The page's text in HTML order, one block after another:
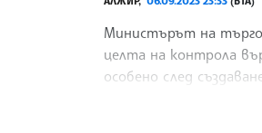
Министърът на
целта на контрола
особено след